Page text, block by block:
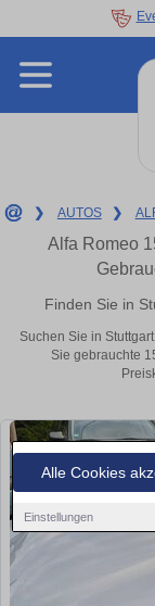
Alle Cookies
Einstellungen
❯ AUTOS ❯
Alfa Romeo
Finden Sie in
Suchen Sie in
Sie gebrauchte